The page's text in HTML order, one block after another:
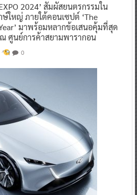
2024’ สัมผัสยนตรกรรมใน
ใหญ่ ภายใต้คอนเซปต์ ‘The
มาพร้อมหลากข้อเสนอคุ้มที่สุด
ศูนย์การค้าสยามพารากอน
0